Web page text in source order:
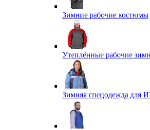
Зимние рабочие костюмы
Утеплённые рабочие
Зимняя спецодежда для